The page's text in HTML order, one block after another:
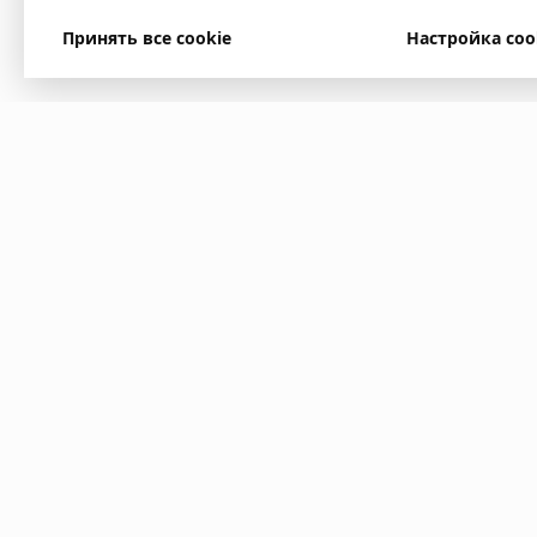
Принять все cookie Настройка